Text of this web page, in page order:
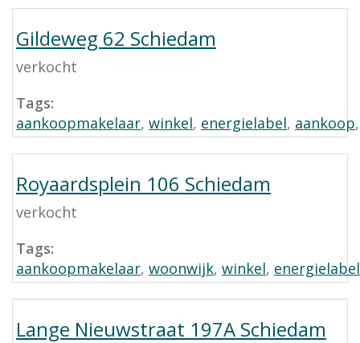
Gildeweg 62 Schiedam
verkocht
Tags:
aankoopmakelaar, winkel, energielabel, aankoop
Royaardsplein 106 Schiedam
verkocht
Tags:
aankoopmakelaar, woonwijk, winkel, energielabel
Lange Nieuwstraat 197A Schiedam